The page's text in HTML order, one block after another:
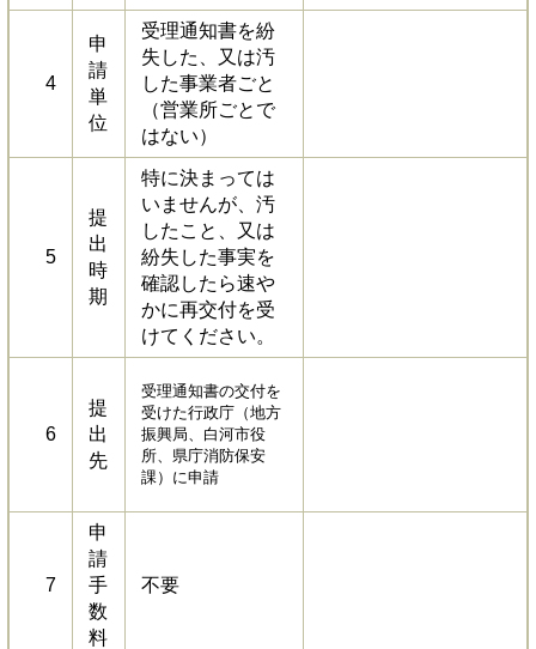
4
申
請
単
位
受理通知書を紛
失した、又は汚
した事業者ごと
（営業所ごとで
はない）
5
提
出
時
期
特に決まっては
いませんが、汚
したこと、又は
紛失した事実を
確認したら速や
かに再交付を受
けてください。
6
提
出
先
受理通知書の交付を
受けた行政庁（地方
振興局、白河市役
所、県庁消防保安
課）に申請
7
申
請
手
数
料
不要